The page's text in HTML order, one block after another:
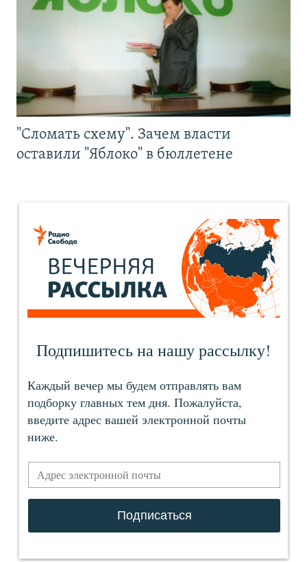
"Сломать схему". Зачем власти
оставили "Яблоко" в бюллетене